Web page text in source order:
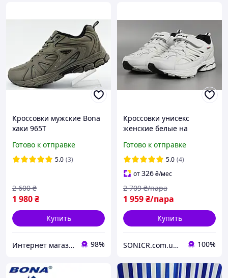
Кроссовки мужские Bona
хаки 965T
Готово к отправке
5.0 (3)
1 980₴
2 600 ₴
Купить
Интернет магазин спортивной обуви Shoes-Factory 98%
Кроссовки унисекс
женские белые на
Бона Размеры 36 37 38 41
Готово к отправке
5.0 (4)
от326₴/мес
1 959₴/пара
2 709 ₴/пара
Купить
SONICR.com.ua discounter "ТВОЙ ДЕНЬ" 100%